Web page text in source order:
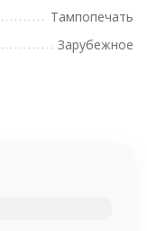
Тампопечать
Зарубежное